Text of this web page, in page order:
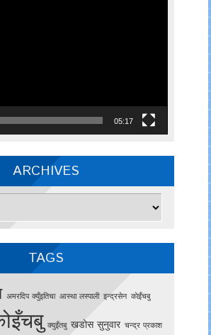
05:17
ARCHIVES
TAGS
अमरदिप क्युँइतिचा आस्था लस्पाली इन्द्रसेन काेइँचबु
क्युइँतबु खडोस सुनुवार चन्द्र प्रकाश